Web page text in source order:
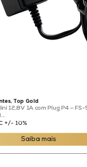
, Top Gold
12,8V 1A com Plug P4 –
+/- 10%
Saiba mais